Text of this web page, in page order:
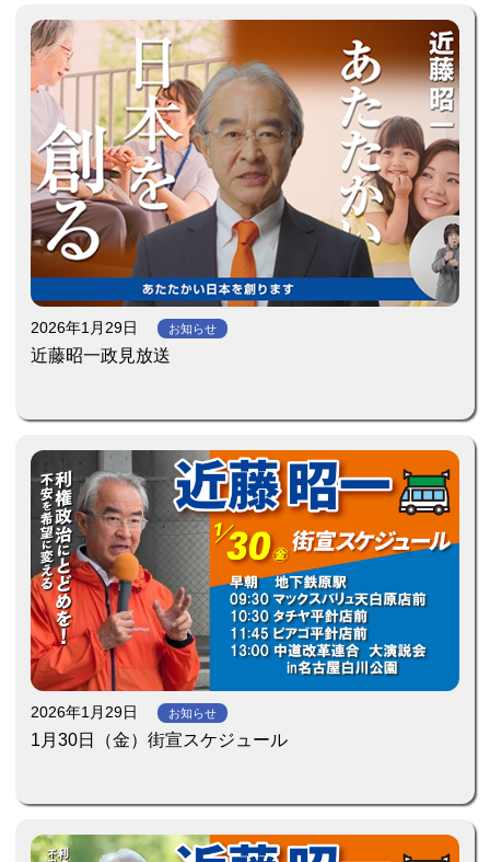
2026年1月29日 お知らせ
近藤昭一政見放送
2026年1月29日 お知らせ
1月30日（金）街宣スケジュール